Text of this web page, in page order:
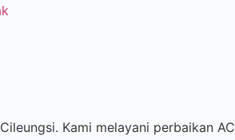
Kami melayani perbaikan AC